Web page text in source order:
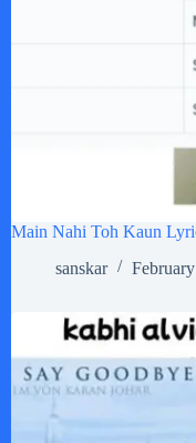
Main Nahi Toh Kaun
sanskar